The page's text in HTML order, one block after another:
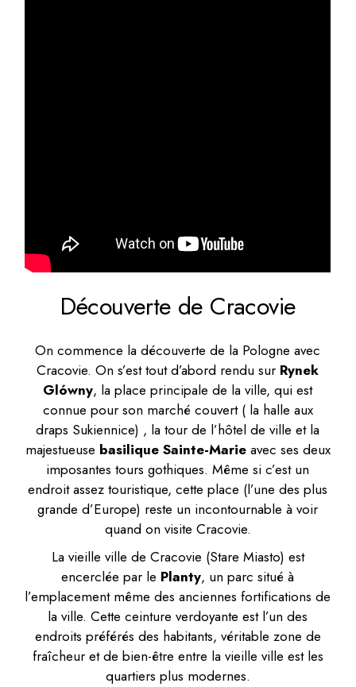
Découverte de Cracovie
On commence la découverte de la Pologne avec
Cracovie. On s’est tout d’abord rendu sur Rynek
Glówny, la place principale de la ville, qui est
connue pour son marché couvert ( la halle aux
draps Sukiennice) , la tour de l’hôtel de ville et la
majestueuse basilique Sainte-Marieavec ses deux
imposantes tours gothiques. Même si c’est un
endroit assez touristique, cette place (l’une des plus
grande d’Europe) reste un incontournable à voir
quand on visite Cracovie.
La vieille ville de Cracovie (Stare Miasto) est
encerclée par le Planty, un parc situé à
l’emplacement même des anciennes fortifications de
la ville. Cette ceinture verdoyante est l’un des
endroits préférés des habitants, véritable zone de
fraîcheur et de bien-être entre la vieille ville est les
quartiers plus modernes.